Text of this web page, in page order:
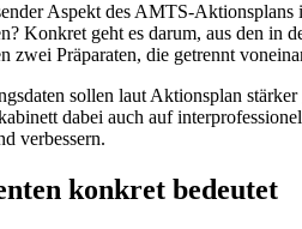
Aspekt des AMTS-
Konkret geht es darum, aus den in
zwei Präparaten, die getrennt
sollen laut Aktionsplan
dabei auch auf
verbessern.
konkret bedeutet